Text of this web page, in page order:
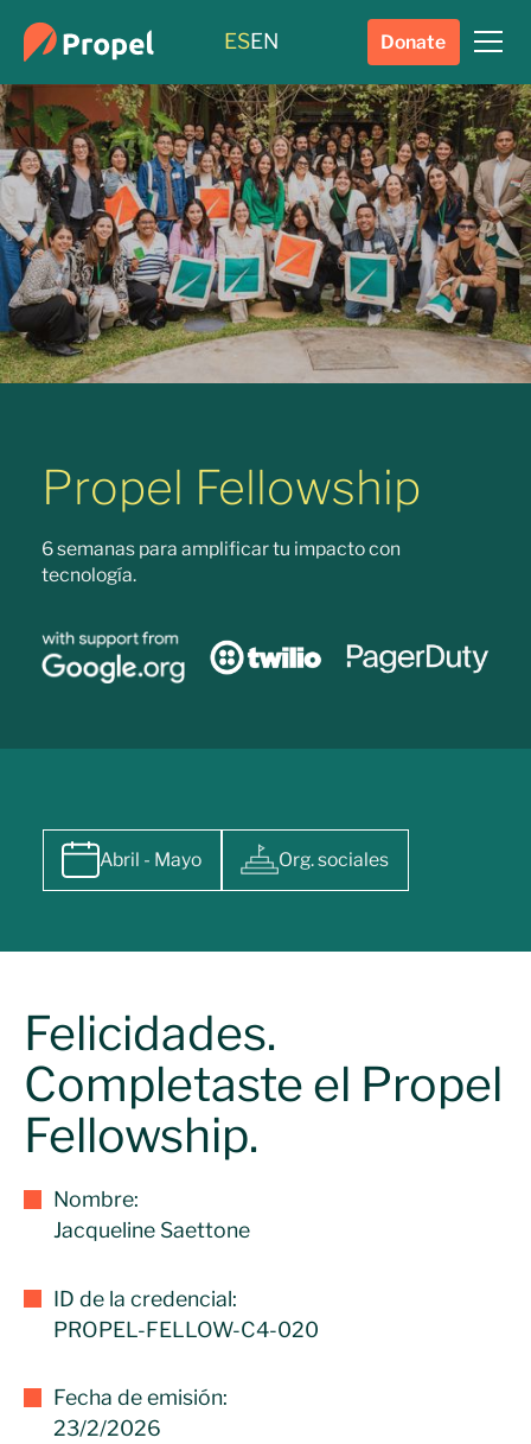
ESEN Donate
Propel Fellowship
6 semanas para amplificar tu impacto con
tecnología.
Abril - Mayo Org. sociales
Felicidades.
Completaste el Propel
Fellowship.
Nombre:
Jacqueline Saettone
ID de la credencial:
PROPEL-FELLOW-C4-020
Fecha de emisión:
23/2/2026